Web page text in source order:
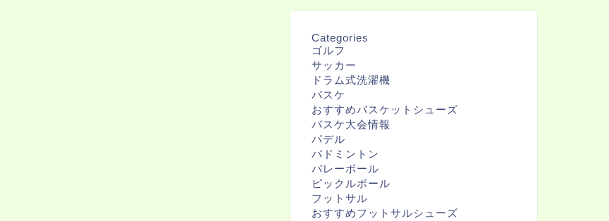
Categories
ゴルフ
サッカー
ドラム式洗濯機
バスケ
おすすめバスケットシューズ
バスケ大会情報
パデル
バドミントン
バレーボール
ピックルボール
フットサル
おすすめフットサルシューズ